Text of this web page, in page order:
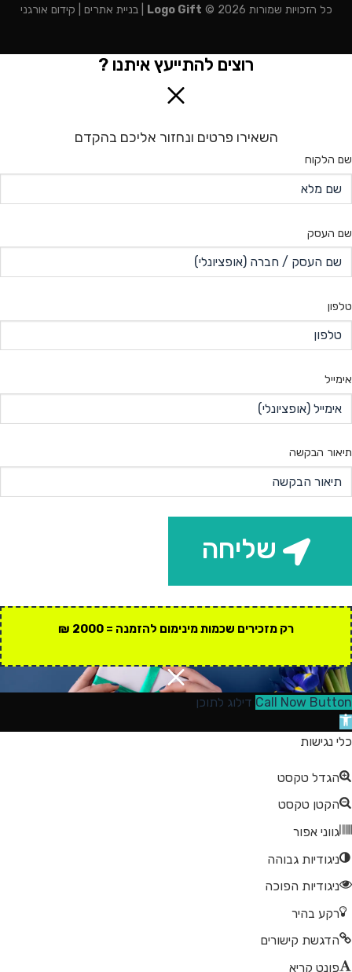
כל הזכויות שמורות 2026 ©
Logo Gift
|בניית אתרים קידום אורגני
רוצים להתייעץ איתנו ?
השאירו פרטים ונחזור אליכם בהקדם
שם הלקוח
שם העסק
טלפון
אימייל
תיאור הבקשה
שליחה
רק מזכירים שכמות מינימום להזמנה = 2000 ₪
Call Now Button דילוג לתוכן
פתח
סרגל
כלי נגישות
הגדל טקסט
הקטן טקסט
גווני אפור
ניגודיות גבוהה
ניגודיות הפוכה
רקע בהיר
הדגשת קישורים
פונט קריא